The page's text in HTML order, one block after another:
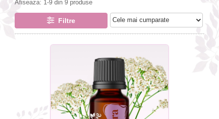
combate Depresia
Imbratiseaza Toamna
Afiseaza: 1-9 din 9 produse
Filtre